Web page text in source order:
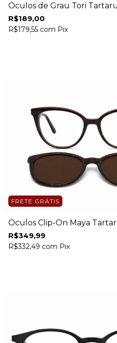
Óculos de Grau Tori
R$189,00
R$179,55 com Pix
FRETE GRÁTIS
Óculos Clip-On Maya
R$349,99
R$332,49 com Pix